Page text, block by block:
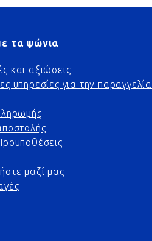
τα ψώνια
και αξιώσεις
υπηρεσίες για την παραγγελία
μαζί μας